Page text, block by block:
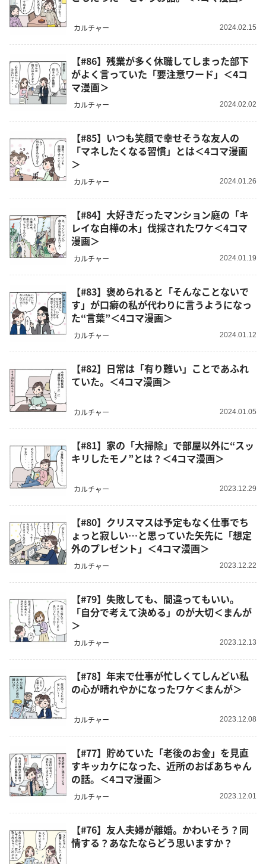
カルチャー 2024.02.15
【#86】残業が多く休職してしまった部下
がよく言っていた「要注意ワード」＜4コ
マ漫画＞
カルチャー 2024.02.02
【#85】いつも笑顔で幸せそうな友人の
「マネしたくなる習慣」とは＜4コマ漫画
＞
カルチャー 2024.01.26
【#84】大好きだったマンション庭の「キ
レイな白樺の木」伐採されたワケ＜4コマ
漫画＞
カルチャー 2024.01.19
【#83】褒められると「そんなことないで
す」が口癖の私が代わりに言うようになっ
た“言葉”＜4コマ漫画＞
カルチャー 2024.01.12
【#82】日常は「有り難い」ことであふれ
ていた。＜4コマ漫画＞
カルチャー 2024.01.05
【#81】家の「大掃除」で部屋以外に“スッ
キリしたモノ”とは？＜4コマ漫画＞
カルチャー 2023.12.29
【#80】クリスマスは予定もなく仕事でち
ょっと寂しい…と思っていた矢先に「想定
外のプレゼント」＜4コマ漫画＞
カルチャー 2023.12.22
【#79】失敗しても、間違ってもいい。
「自分で考えて決める」のが大切＜まんが
＞
カルチャー 2023.12.13
【#78】年末で仕事が忙しくてしんどい私
の心が晴れやかになったワケ＜まんが＞
カルチャー 2023.12.08
【#77】貯めていた「老後のお金」を見直
すキッカケになった、近所のおばあちゃん
の話。＜4コマ漫画＞
カルチャー 2023.12.01
【#76】友人夫婦が離婚。かわいそう？同
情する？あなたならどう思いますか？